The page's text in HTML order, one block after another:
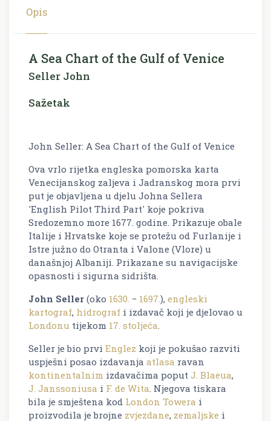
Opis
A Sea Chart of the Gulf of Venice
Seller John
Sažetak
John Seller: A Sea Chart of the Gulf of Venice
Ova vrlo rijetka engleska pomorska karta
Venecijanskog zaljeva i Jadranskog mora prvi
put je objavljena u djelu Johna Sellera
'English Pilot Third Part' koje pokriva
Sredozemno more 1677. godine. Prikazuje obale
Italije i Hrvatske koje se protežu od Furlanije i
Istre južno do Otranta i Valone (Vlore) u
današnjoj Albaniji. Prikazane su navigacijske
opasnosti i sigurna sidrišta.
John Seller (oko 1630. − 1697.), engleski
kartograf, hidrograf i izdavač koji je djelovao u
Londonu tijekom 17. stoljeća.
Seller je bio prvi Englez koji je pokušao razviti
uspješni posao izdavanja atlasa ravan
kontinentalnim izdavačima poput J. Blaeua,
J. Janssoniusa i F. de Wita. Njegova tiskara
bila je smještena kod London Towera i
proizvodila je brojne zvjezdane, zemaljske i